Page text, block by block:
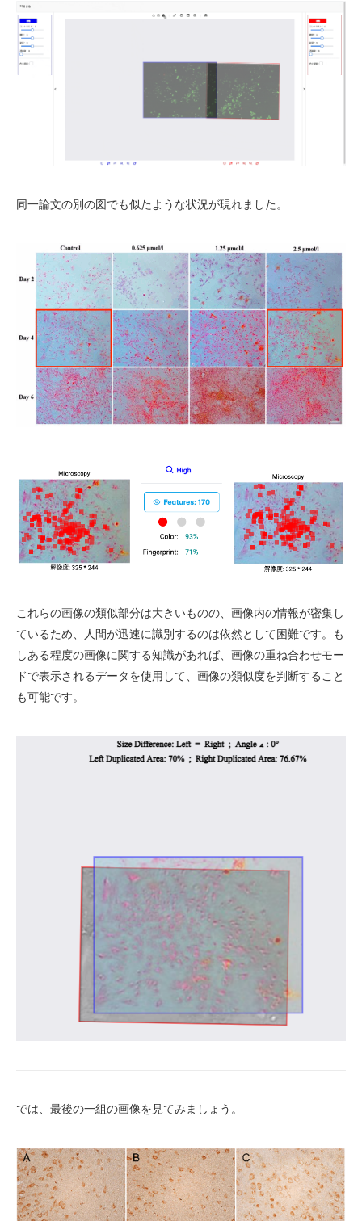
同一論文の別の図でも似たような状況が現れました。
これらの画像の類似部分は大きいものの、画像内の情報が密集し
ているため、人間が迅速に識別するのは依然として困難です。も
しある程度の画像に関する知識があれば、画像の重ね合わせモー
ドで表示されるデータを使用して、画像の類似度を判断すること
も可能です。
では、最後の一組の画像を見てみましょう。